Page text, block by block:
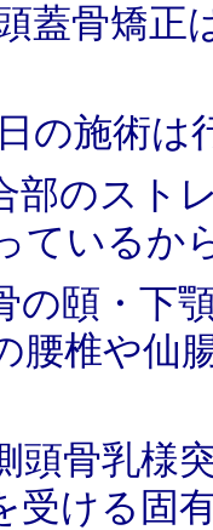
蓋骨矯正
の施術
部のスト
ているか
の頤・下
腰椎や仙
頭骨乳様
受ける固